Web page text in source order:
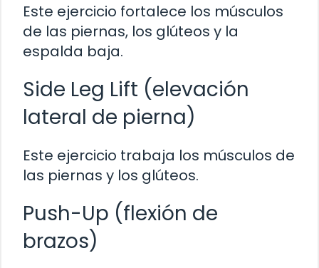
Este ejercicio fortalece los músculos
de las piernas, los glúteos y la
espalda baja.
Side Leg Lift (elevación
lateral de pierna)
Este ejercicio trabaja los músculos de
las piernas y los glúteos.
Push-Up (flexión de
brazos)